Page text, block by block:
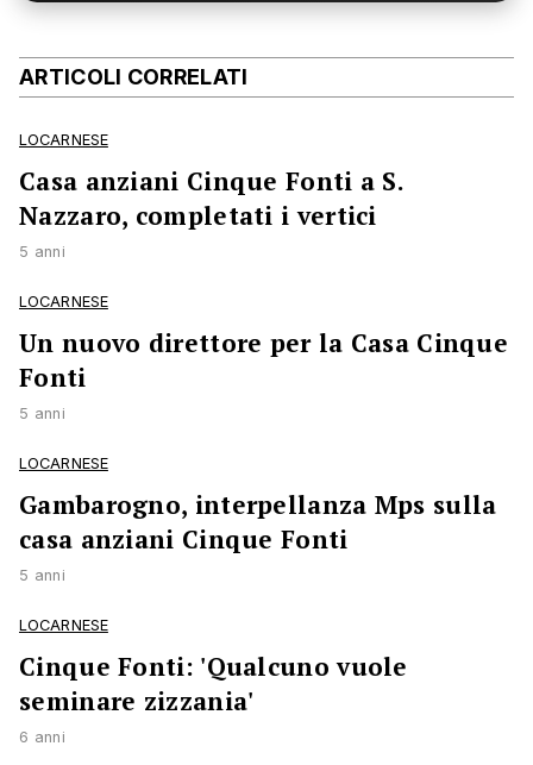
ARTICOLI CORRELATI
LOCARNESE
Casa anziani Cinque Fonti a S.
Nazzaro, completati i vertici
5 anni
LOCARNESE
Un nuovo direttore per la Casa Cinque
Fonti
5 anni
LOCARNESE
Gambarogno, interpellanza Mps sulla
casa anziani Cinque Fonti
5 anni
LOCARNESE
Cinque Fonti: 'Qualcuno vuole
seminare zizzania'
6 anni